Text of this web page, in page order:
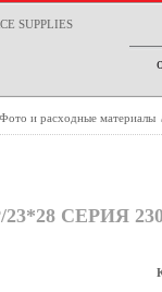
Фото и расходные материалы
СЕРИЯ